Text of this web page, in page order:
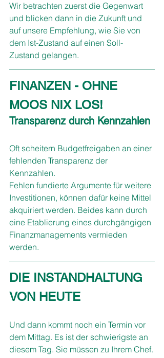
Wir betrachten zuerst die Gegenwart
und blicken dann in die Zukunft und
auf unsere Empfehlung, wie Sie von
dem Ist-Zustand auf einen Soll-
Zustand gelangen.
FINANZEN - OHNE
MOOS NIX LOS!
Transparenz durch Kennzahlen
Oft scheitern Budgetfreigaben an einer
fehlenden Transparenz der
Kennzahlen.
Fehlen fundierte Argumente für weitere
Investitionen, können dafür keine Mittel
akquiriert werden. Beides kann durch
eine Etablierung eines durchgängigen
Finanzmanagements vermieden
werden.
DIE INSTANDHALTUNG
VON HEUTE
Und dann kommt noch ein Termin vor
dem Mittag. Es ist der schwierigste an
diesem Tag. Sie müssen zu Ihrem Chef.